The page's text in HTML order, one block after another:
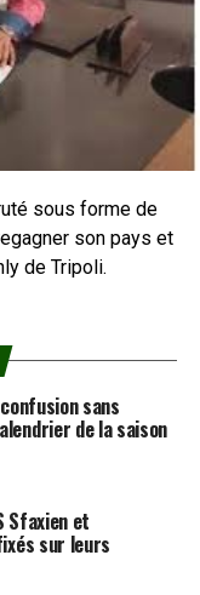
sous forme de
son pays et
de Tripoli.
sans
de la saison
Sfaxien et
sur leurs